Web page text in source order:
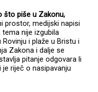
što piše u Zakonu,
prostor, medijski napisi
nije izgubila
i plaže u Bristu i
Zakona i dalje se
pitanje odgovara li
riječ o nasipavanju